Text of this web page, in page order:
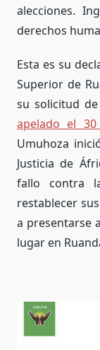
alecciones.
derechos
Esta es su
Superior de
su solicitud
apelado el
Umuhoza
Justicia de
fallo contra
restablecer
a presentarse
lugar en